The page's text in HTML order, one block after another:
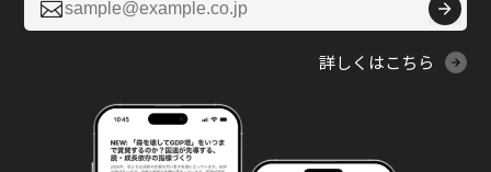

詳しくはこちら